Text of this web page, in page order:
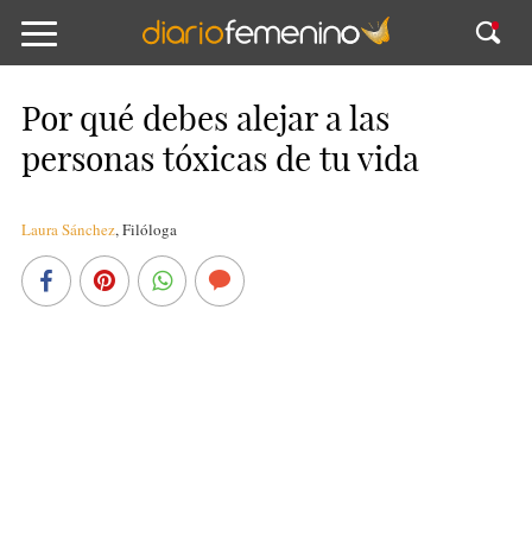
Por qué debes alejar a las
personas tóxicas de tu vida
Laura Sánchez,Filóloga